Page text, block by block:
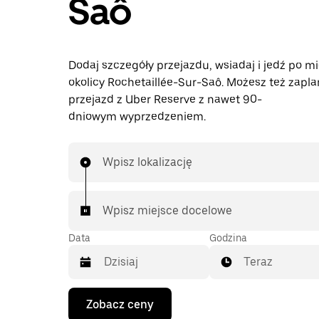
Saô
Dodaj szczegóły przejazdu, wsiadaj i jedź po
okolicy Rochetaillée-Sur-Saô. Możesz też
przejazd z Uber Reserve z nawet 90-
dniowym wyprzedzeniem.
Wpisz lokalizację
Wpisz miejsce docelowe
Data
Naciśnij
klawisz
Godzina
Teraz
Zobacz ceny